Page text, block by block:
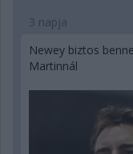
3 napja
Newey biztos
Martinnál